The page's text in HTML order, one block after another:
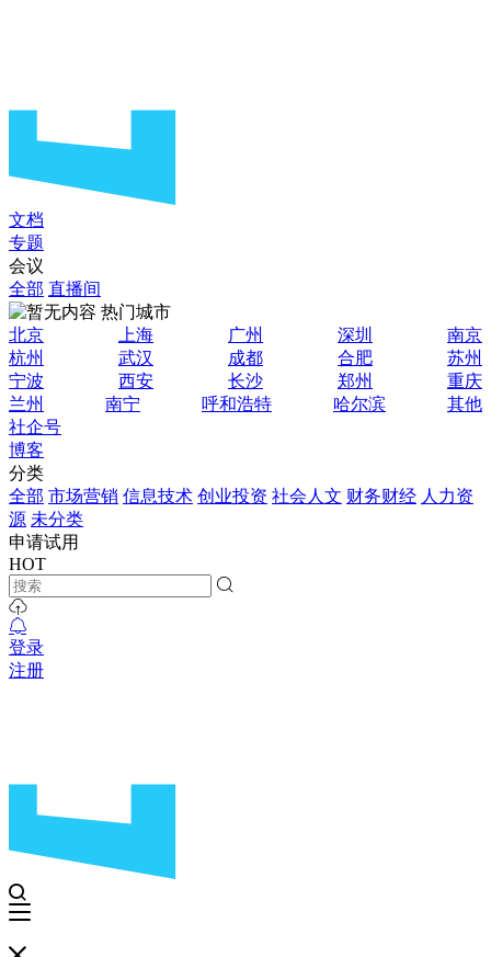
文档
专题
会议
全部 直播间
热门城市
北京
上海 广州 深圳
南京
杭州
武汉 成都 合肥
苏州
宁波
西安 长沙 郑州
重庆
兰州
南宁 呼和浩特 哈尔滨
其他
社企号
博客
分类
全部 市场营销 信息技术 创业投资 社会人文 财务财经 人力资
源 未分类
申请试用
HOT
登录
注册